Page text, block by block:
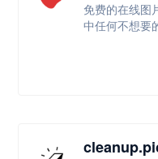
免费的在线图
中任何不想要